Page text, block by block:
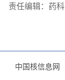
责任编辑：药科
中国核信息网